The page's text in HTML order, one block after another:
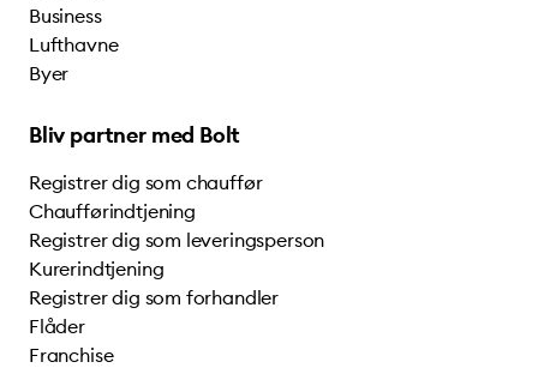
Business
Lufthavne
Byer
Bliv partner med Bolt
Registrer dig som chauffør
Chaufførindtjening
Registrer dig som leveringsperson
Kurerindtjening
Registrer dig som forhandler
Flåder
Franchise